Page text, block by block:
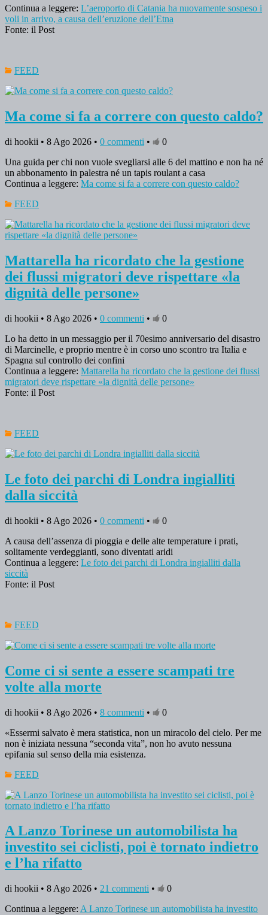
Continua a leggere: L’aeroporto di Catania ha nuovamente sospeso i
voli in arrivo, a causa dell’eruzione dell’Etna
Fonte: il Post
FEED
Ma come si fa a correre con questo caldo?
di hookii • 8 Ago 2026 • 0 commenti •
0
Una guida per chi non vuole svegliarsi alle 6 del mattino e non ha né
un abbonamento in palestra né un tapis roulant a casa
Continua a leggere: Ma come si fa a correre con questo caldo?
FEED
Mattarella ha ricordato che la gestione
dei flussi migratori deve rispettare «la
dignità delle persone»
di hookii • 8 Ago 2026 • 0 commenti •
0
Lo ha detto in un messaggio per il 70esimo anniversario del disastro
di Marcinelle, e proprio mentre è in corso uno scontro tra Italia e
Spagna sul controllo dei confini
Continua a leggere: Mattarella ha ricordato che la gestione dei flussi
migratori deve rispettare «la dignità delle persone»
Fonte: il Post
FEED
Le foto dei parchi di Londra ingialliti
dalla siccità
di hookii • 8 Ago 2026 • 0 commenti •
0
A causa dell’assenza di pioggia e delle alte temperature i prati,
solitamente verdeggianti, sono diventati aridi
Continua a leggere: Le foto dei parchi di Londra ingialliti dalla
siccità
Fonte: il Post
FEED
Come ci si sente a essere scampati tre
volte alla morte
di hookii • 8 Ago 2026 • 8 commenti •
0
«Essermi salvato è mera statistica, non un miracolo del cielo. Per me
non è iniziata nessuna “seconda vita”, non ho avuto nessuna
epifania sul senso della mia esistenza.
FEED
A Lanzo Torinese un automobilista ha
investito sei ciclisti, poi è tornato indietro
e l’ha rifatto
di hookii • 8 Ago 2026 • 21 commenti •
0
Continua a leggere: A Lanzo Torinese un automobilista ha investito